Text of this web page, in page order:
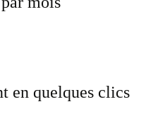
en quelques clics